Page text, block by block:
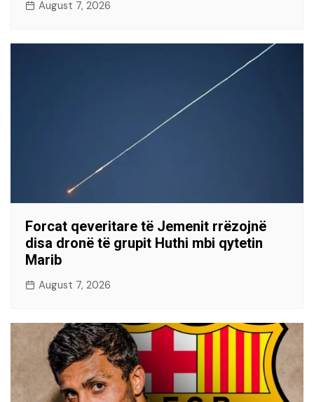
August 7, 2026
Forcat qeveritare të Jemenit rrëzojnë
disa dronë të grupit Huthi mbi qytetin
Marib
August 7, 2026